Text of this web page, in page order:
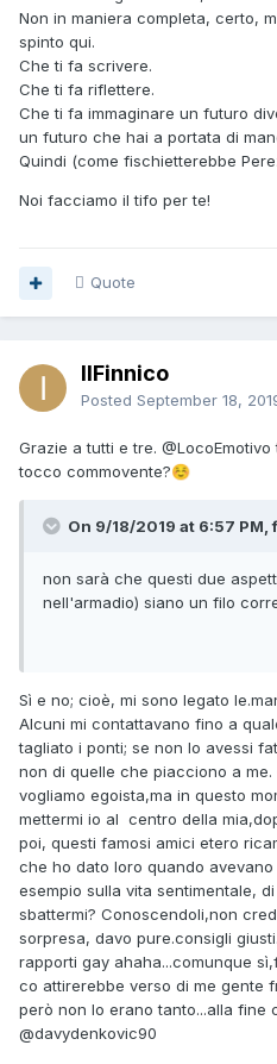
Non in maniera completa, certo,
spinto qui.
Che ti fa scrivere.
Che ti fa riflettere.
Che ti fa immaginare un futuro
un futuro che hai a portata di
Quindi (come fischietterebbe
Noi facciamo il tifo per te!
Quote
IlFinnico
Posted September 18,
Grazie a tutti e tre. @LocoEmotivo
tocco commovente?☺️
On 9/18/2019 at 6:57 PM,
non sarà che questi due
nell'armadio) siano un filo
Sì e no; cioè, mi sono legato
Alcuni mi contattavano fino a
tagliato i ponti; se non lo avessi
non di quelle che piacciono a
vogliamo egoista,ma in questo
mettermi io al centro della
poi, questi famosi amici etero
che ho dato loro quando
esempio sulla vita sentimentale,
sbattermi? Conoscendoli,non
sorpresa, davo pure.consigli
rapporti gay ahaha...comunque
co attirerebbe verso di me gente
però non lo erano tanto...alla fine
@davydenkovic90